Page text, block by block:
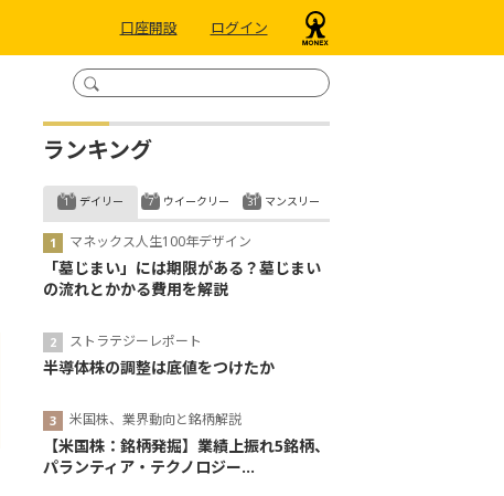
口座開設 ログイン
ランキング
デイリー
マネックス人生100年デザイン
「墓じまい」には期限がある？墓じまい
の流れとかかる費用を解説
ストラテジーレポート
半導体株の調整は底値をつけたか
米国株、業界動向と銘柄解説
【米国株：銘柄発掘】業績上振れ5銘柄、
パランティア・テクノロジー...
ウイークリー マンスリー